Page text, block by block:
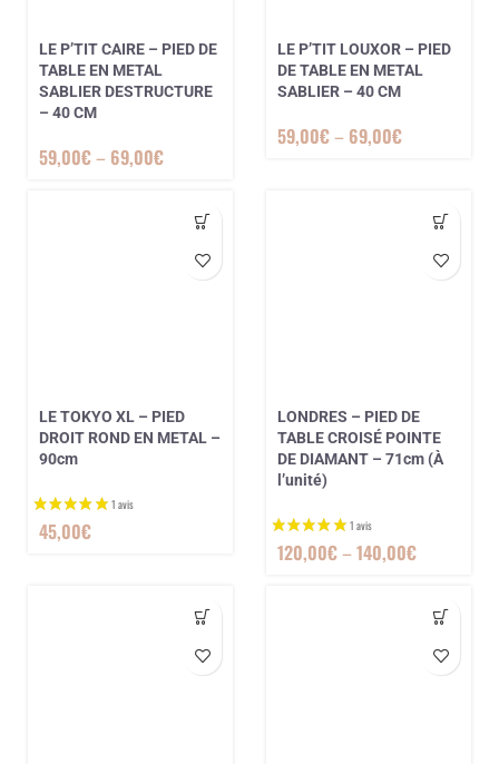
LE P’TIT CAIRE – PIED DE
TABLE EN METAL
SABLIER DESTRUCTURE
– 40 CM
59,00€– 69,00€
LE P’TIT LOUXOR – PIED
DE TABLE EN METAL
SABLIER – 40 CM
59,00€– 69,00€
LE TOKYO XL – PIED
DROIT ROND EN METAL –
90cm
45,00€
LONDRES – PIED DE
TABLE CROISÉ POINTE
DE DIAMANT – 71cm (À
l’unité)
120,00€–140,00€